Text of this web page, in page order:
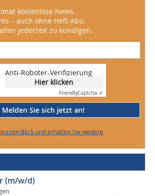
kostenlose News.
– auch ohne Heft-Abo.
jederzeit zu kündigen.
Anti-Roboter-Verifizierung
Hier klicken
FriendlyCaptcha ⇗
Melden Sie sich jetzt an!
Blick und erhalten Sie weitere
(m/w/d)